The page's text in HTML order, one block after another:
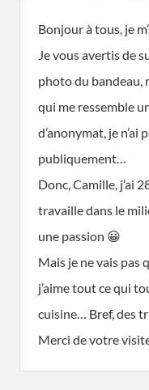
Bonjour à tous, je
Je vous avertis de
photo du bandeau,
qui me ressemble
d’anonymat, je n’ai
publiquement…
Donc, Camille, j’ai
travaille dans le
une passion 😀
Mais je ne vais pas
j’aime tout ce qui
cuisine… Bref, des
Merci de votre